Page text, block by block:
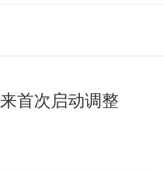
首次启动调整